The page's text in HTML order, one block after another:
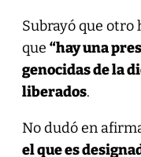
Subrayó que
que “hay una
genocidas de la
liberados.
No dudó en
el que es